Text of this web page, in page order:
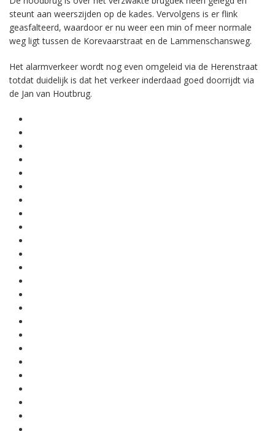
steunt aan weerszijden op de kades. Vervolgens is er flink
geasfalteerd, waardoor er nu weer een min of meer normale
weg ligt tussen de Korevaarstraat en de Lammenschansweg.
Het alarmverkeer wordt nog even omgeleid via de Herenstraat
totdat duidelijk is dat het verkeer inderdaad goed doorrijdt via
de Jan van Houtbrug.